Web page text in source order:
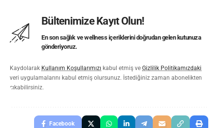
Bültenimize Kayıt Olun!
En son sağlık ve wellness içeriklerini doğrudan gelen kutunuza
gönderiyoruz.
Kaydolarak Kullanım Koşullarımızı kabul etmiş ve Gizlilik Politikamızdaki
veri uygulamalarını kabul etmiş olursunuz. İstediğiniz zaman abonelikten
çıkabilirsiniz.
Facebook